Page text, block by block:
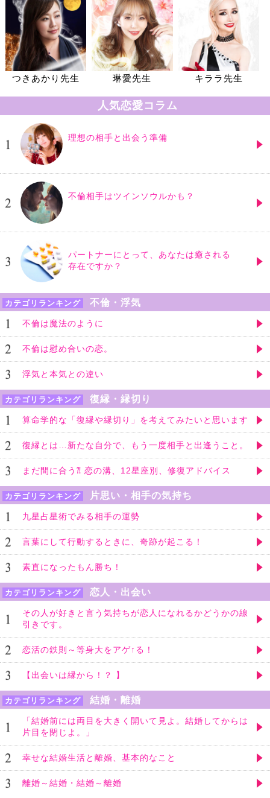
つきあかり先生 琳愛先生 キララ先生
人気恋愛コラム
理想の相手と出会う準備
不倫相手はツインソウルかも？
パートナーにとって、あなたは癒される
存在ですか？
カテゴリランキング 不倫・浮気
不倫は魔法のように
不倫は慰め合いの恋。
浮気と本気との違い
カテゴリランキング 復縁・縁切り
算命学的な「復縁や縁切り」を考えてみたいと思います
復縁とは…新たな自分で、もう一度相手と出逢うこと。
まだ間に合う⁈ 恋の溝、12星座別、修復アドバイス
カテゴリランキング 片思い・相手の気持ち
九星占星術でみる相手の運勢
言葉にして行動するときに、奇跡が起こる！
素直になったもん勝ち！
カテゴリランキング 恋人・出会い
その人が好きと言う気持ちが恋人になれるかどうかの線
引きです。
恋活の鉄則～等身大をアゲ↑る！
【出会いは縁から！？ 】
カテゴリランキング 結婚・離婚
「結婚前には両目を大きく開いて見よ。結婚してからは
片目を閉じよ。」
幸せな結婚生活と離婚、基本的なこと
離婚～結婚・結婚～離婚